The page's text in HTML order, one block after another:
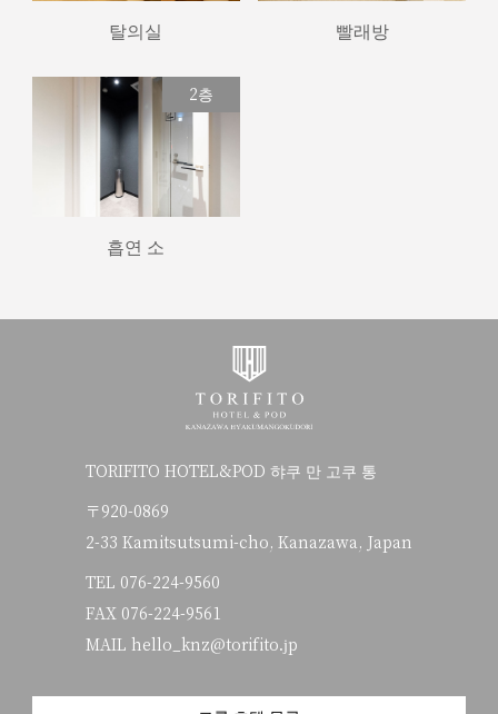
탈의실 빨래방
2층
흡연 소
TORIFITO HOTEL&POD 햐쿠 만 고쿠 통
〒920-0869
2-33 Kamitsutsumi-cho, Kanazawa, Japan
TEL 076-224-9560
FAX 076-224-9561
MAIL hello_knz@torifito.jp